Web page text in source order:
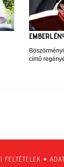
című
FELTÉTELEK •